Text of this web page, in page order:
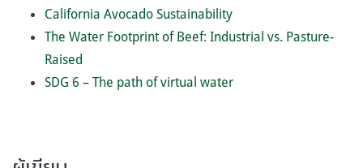
California Avocado Sustainability
The Water Footprint of Beef: Industrial vs. Pasture-
Raised
SDG 6 – The path of virtual water